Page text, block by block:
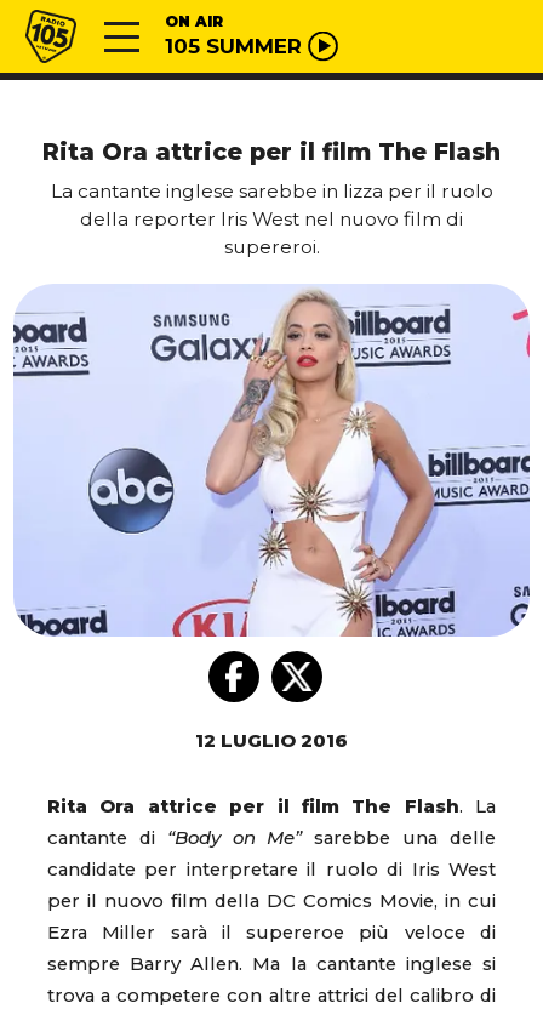
Vai al contenuto
Radio 105 ON AIR
105 SUMMER
Rita Ora attrice per il film The Flash
La cantante inglese sarebbe in lizza per il ruolo
della reporter Iris West nel nuovo film di
supereroi.
12 LUGLIO 2016
Rita Ora attrice per il film The Flash. La
cantante di “Body on Me”sarebbe una delle
candidate per interpretare il ruolo di Iris West
per il nuovo film della DC Comics Movie, in cui
Ezra Miller sarà il supereroe più veloce di
sempre Barry Allen. Ma la cantante inglese si
trova a competere con altre attrici del calibro di